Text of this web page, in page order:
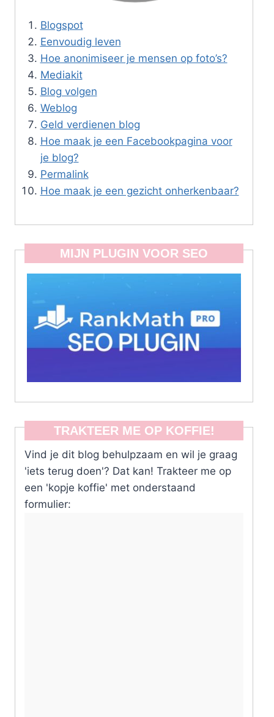
Blogspot
Eenvoudig leven
Hoe anonimiseer je mensen op foto’s?
Mediakit
Blog volgen
Weblog
Geld verdienen blog
Hoe maak je een Facebookpagina voor
je blog?
Permalink
Hoe maak je een gezicht onherkenbaar?
MIJN PLUGIN VOOR SEO
TRAKTEER ME OP KOFFIE!
Vind je dit blog behulpzaam en wil je graag
'iets terug doen'? Dat kan! Trakteer me op
een 'kopje koffie' met onderstaand
formulier: